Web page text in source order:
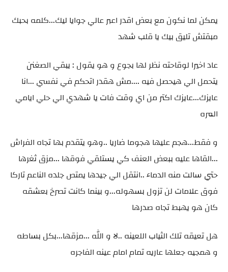
يمكن لما نكون مع بعض اقدر اعبر عالي جوايا ليك...كلمه بحبك
مبقتش تليق بيك يا قلب شهد
عاد اخيرا لوقاحته نظر لها بجوع و هو يقول : يبقي الصغنن
يتحمل الي هيحصل فيه ....مش هقدر اتحكم في نفسي ...انا
عايزك...عايزك اكتر من اي وقت فات يا شهدي الي حلي ايامي
المره
و فقط...هجم عليها هجوما ضاريا ..وهو يتقدم بها تجاه الفراش
...القاها عليه ببعض العنف كي يستلقي فوقها ...مزق ثغرها
حتي سالت منه الدماء ..انتقل الي جيدها يمتص جلده الناعم تاركا
فوق علامات لن تزول بسهوله...و بينما كانت تصرخ بعشقه
كان هو يهبط تجاه صدرها
هل تعيقه تلك الثياب اللعينه ..لا و الله ...مزقها...بكل بساطه
و همجيه جعلها عاريه تمام امام عينه الفاجره